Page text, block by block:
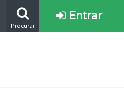
Procurar
Entrar